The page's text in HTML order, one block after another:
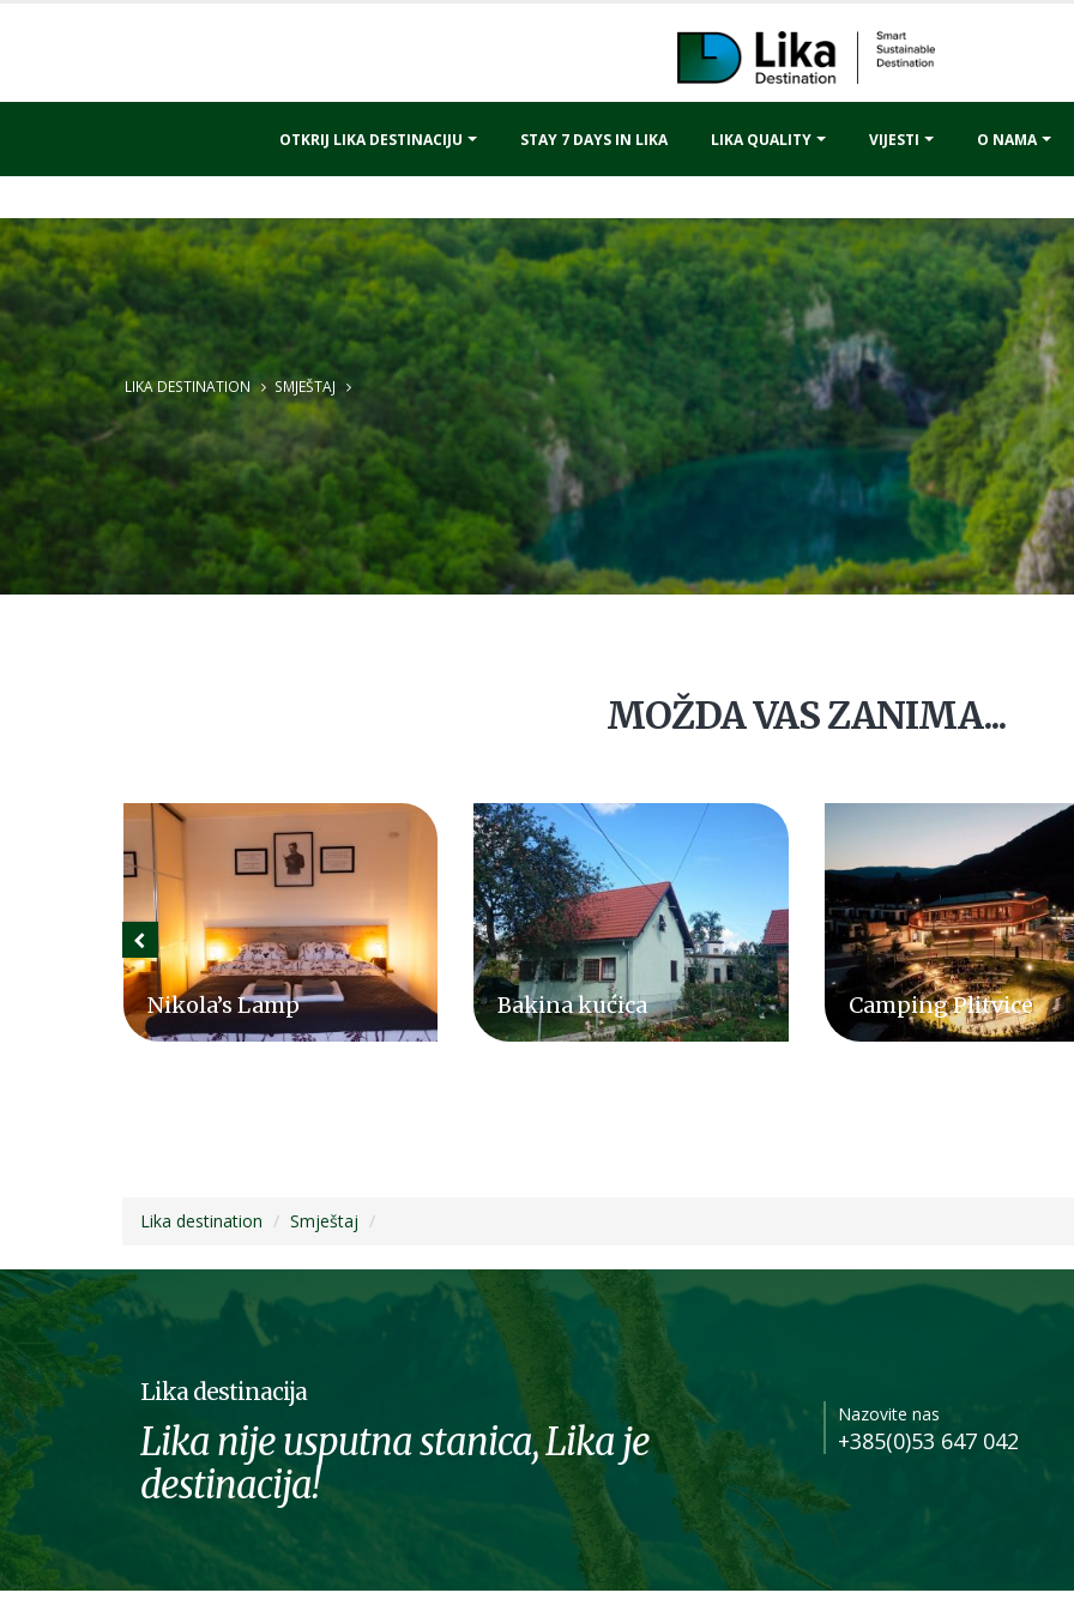
OTKRIJ LIKA DESTINACIJU STAY 7 DAYS IN LIKA LIKA QUALITY VIJESTI O NAMA
LIKA DESTINATION SMJEŠTAJ
MOŽDA VAS ZANIMA...
Bakina kućica Camping Plitvice Villa Lady Di Plitvice
Lika destination Smještaj
Lika destinacija
Lika nije usputna stanica, Lika je
destinacija!
Nazovite nas
+385(0)53 647 042